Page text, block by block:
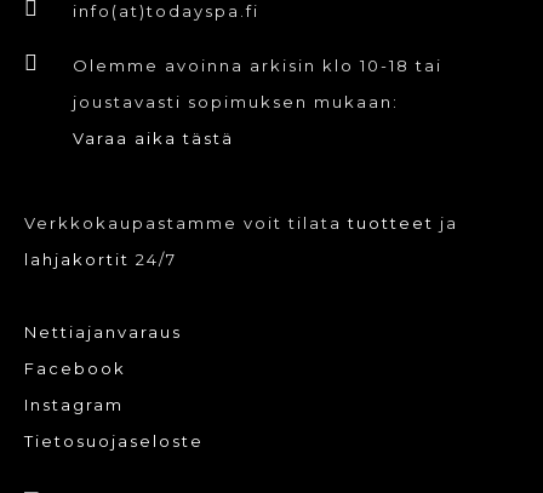
info(at)todayspa.fi
Olemme avoinna arkisin klo 10-18 tai
joustavasti sopimuksen mukaan:
Varaa aika tästä
Verkkokaupastamme voit tilatatuotteet ja
lahjakortit 24/7
Nettiajanvaraus
Facebook
Instagram
Tietosuojaseloste